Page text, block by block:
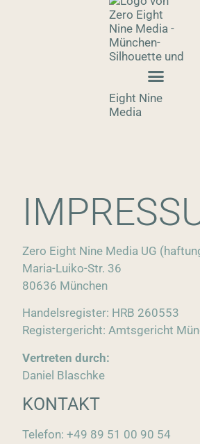
Zero Eight Nine Media UG
Maria-Luiko-Str. 36
80636 München
Handelsregister: HRB 260553
Registergericht: Amtsgericht
Vertreten durch:
Daniel Blaschke
KONTAKT
Telefon: +49 89 51 00 90 54